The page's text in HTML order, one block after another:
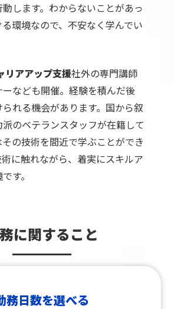
します。 わからないことがあっ
環境なので、不安なく学んでい
アアップ支援社外の専門講師
なども開催。経験を積んだ後
れる機会があります。 国から叙
のベテランスタッフが在籍して
の技術を間近で学ぶことができ
に触れながら、着実にスキルア
す。
に関すること
務日数を選べる